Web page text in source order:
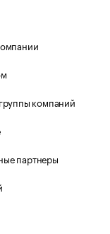
компаний
партнеры